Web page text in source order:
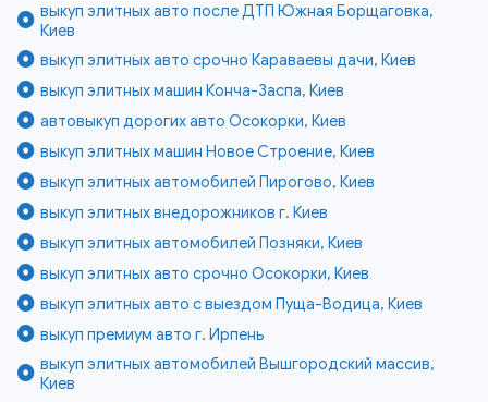
выкуп элитных авто после ДТП Южная Борщаговка,
Киев
выкуп элитных авто срочно Караваевы дачи, Киев
выкуп элитных машин Конча-Заспа, Киев
автовыкуп дорогих авто Осокорки, Киев
выкуп элитных машин Новое Строение, Киев
выкуп элитных автомобилей Пирогово, Киев
выкуп элитных внедорожников г. Киев
выкуп элитных автомобилей Позняки, Киев
выкуп элитных авто срочно Осокорки, Киев
выкуп элитных авто с выездом Пуща-Водица, Киев
выкуп премиум авто г. Ирпень
выкуп элитных автомобилей Вышгородский массив,
Киев